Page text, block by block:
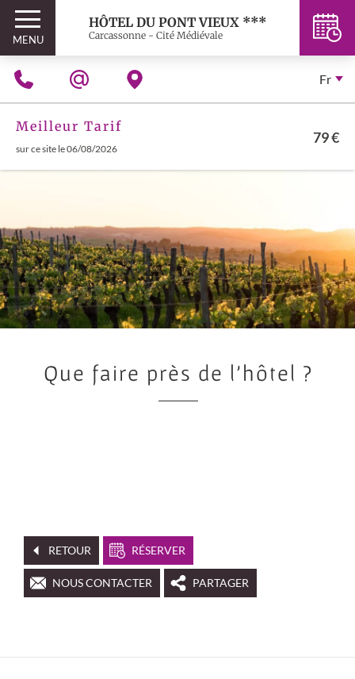
MENU
HÔTEL DU PONT VIEUX ***
Carcassonne - Cité Médiévale
Fr
Meilleur Tarif
sur ce site le 06/08/2026
79 €
Que faire près de l'hôtel ?
RETOUR RÉSERVER
NOUS CONTACTER PARTAGER